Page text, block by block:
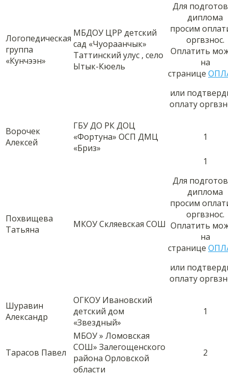
Логопедическая
группа
«Кунчээн»
МБДОУ ЦРР детский
сад «Чуораанчык»
Таттинский улус , село
Ытык-Кюель
Для
диплома
просим
оргвзнос.
Оплатить
на
странице
или
оплату
Ворочек
Алексей
ГБУ ДО РК ДОЦ
«Фортуна» ОСП ДМЦ
«Бриз»
1
Похвищева
Татьяна
МКОУ Скляевская СОШ
1
Для
диплома
просим
оргвзнос.
Оплатить
на
странице
или
оплату
Шуравин
Александр
ОГКОУ Ивановский
детский дом
«Звездный»
1
Тарасов Павел
МБОУ » Ломовская
СОШ» Залегощенского
района Орловской
области
2